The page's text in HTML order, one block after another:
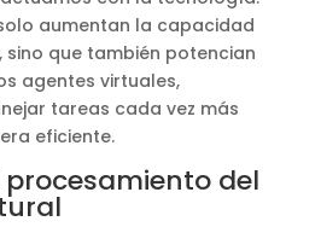
aumentan la capacidad
que también potencian
agentes virtuales,
tareas cada vez más
eficiente.
procesamiento del